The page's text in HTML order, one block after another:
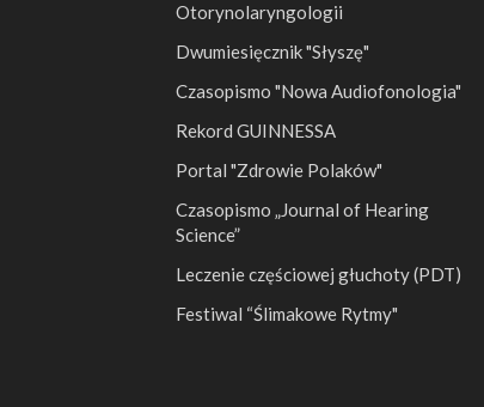
Otorynolaryngologii
Dwumiesięcznik "Słyszę"
Czasopismo "Nowa Audiofonologia"
Rekord GUINNESSA
Portal "Zdrowie Polaków"
Czasopismo „Journal of Hearing
Science”
Leczenie częściowej głuchoty (PDT)
Festiwal “Ślimakowe Rytmy"